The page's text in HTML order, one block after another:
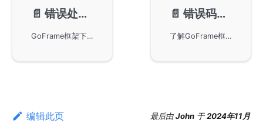
📄️ 错误处理-gerror
GoFrame框架下的gerror模块用于错误处理。gerror模块作为GoFrame的核心组件，提供了统一的错误处理机制，提升了代码的可读性和可维护性，适用于Go语言的软件开发。
📄️ 错误码接口-gcode
了解GoFrame框架中的错误码接口gcode，以及如何在项目中有效地处理错误。本文档详细介绍了错误码接口的功能和使用方法，帮助开发者在GoFrame框架中构建稳定和可靠的应用程序，确保系统的高可用性和可维护性。
编辑此页 最后由John 于2024年11月